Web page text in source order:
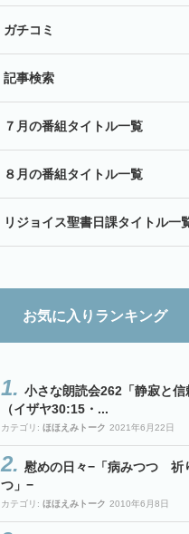
ガチコミ
記事検索
７月の番組タイトル一覧
８月の番組タイトル一覧
リジョイス聖書日課タイトル一
お気に入りランキング
小さな朗読会262「静寂と信
（イザヤ30:15・...
カテゴリ: ほほえみトーク 2021年6月22日
慰めの日々−「病みつつ 祈
つ」−
カテゴリ: ほほえみトーク 2010年6月8日